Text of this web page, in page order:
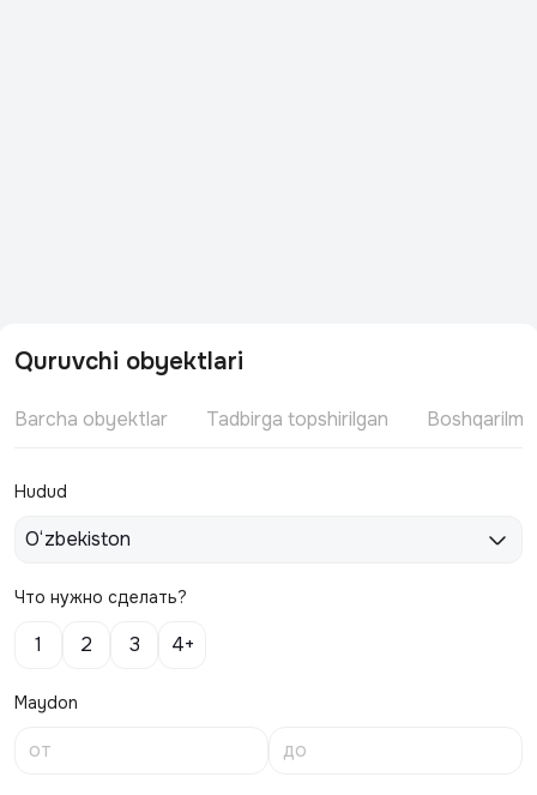
Quruvchi obyektlari
Barcha obyektlar Tadbirga topshirilgan
Hudud
O‘zbekiston
Что нужно сделать?
1 2 3 4+
Maydon